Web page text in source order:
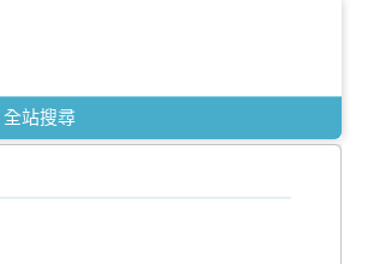
全站搜尋